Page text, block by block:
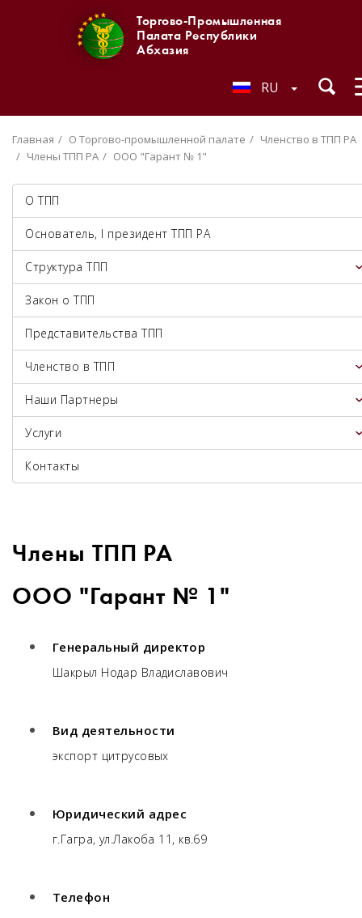
Торгово-Промышленная
Палата Республики
Абхазия
RU
Главная О Торгово-промышленной палате
Членство в ТПП РА
Члены ТПП РА
ООО "Гарант № 1"
О ТПП
Основатель, I президент ТПП РА
Структура ТПП
Закон о ТПП
Представительства ТПП
Членство в ТПП
Наши Партнеры
Услуги
Контакты
Члены ТПП РА
ООО "Гарант № 1"
Генеральный директор
Шакрыл Нодар Владиславович
Вид деятельности
экспорт цитрусовых
Юридический адрес
г.Гагра, ул.Лакоба 11, кв.69
Телефон